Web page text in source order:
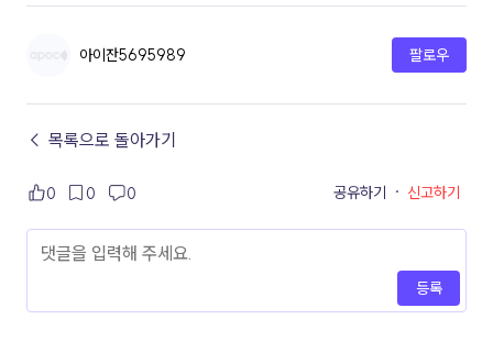
아이잔5695989 팔로우
← 목록으로 돌아가기
0 0 0 공유하기 · 신고하기
등록